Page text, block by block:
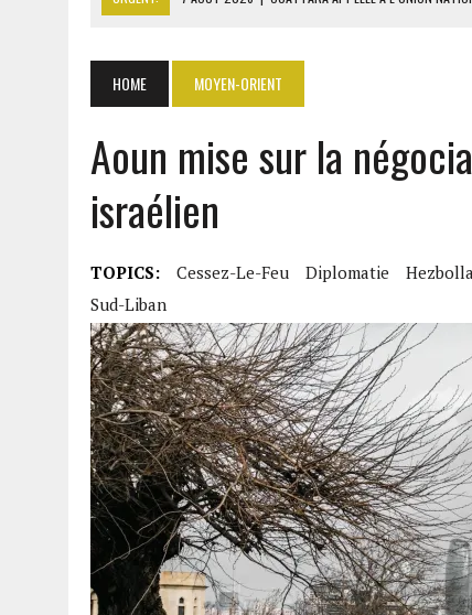
7 AOÛT 2026 | GAZ GTA : KOSMOS ENERGY ACTUALISE
OUATTARA APPELLE À L’UNION NATIONALE POUR
HOME MOYEN-ORIENT
Aoun mise sur la
israélien
TOPICS: Cessez-Le-Feu Diplomatie
Sud-Liban